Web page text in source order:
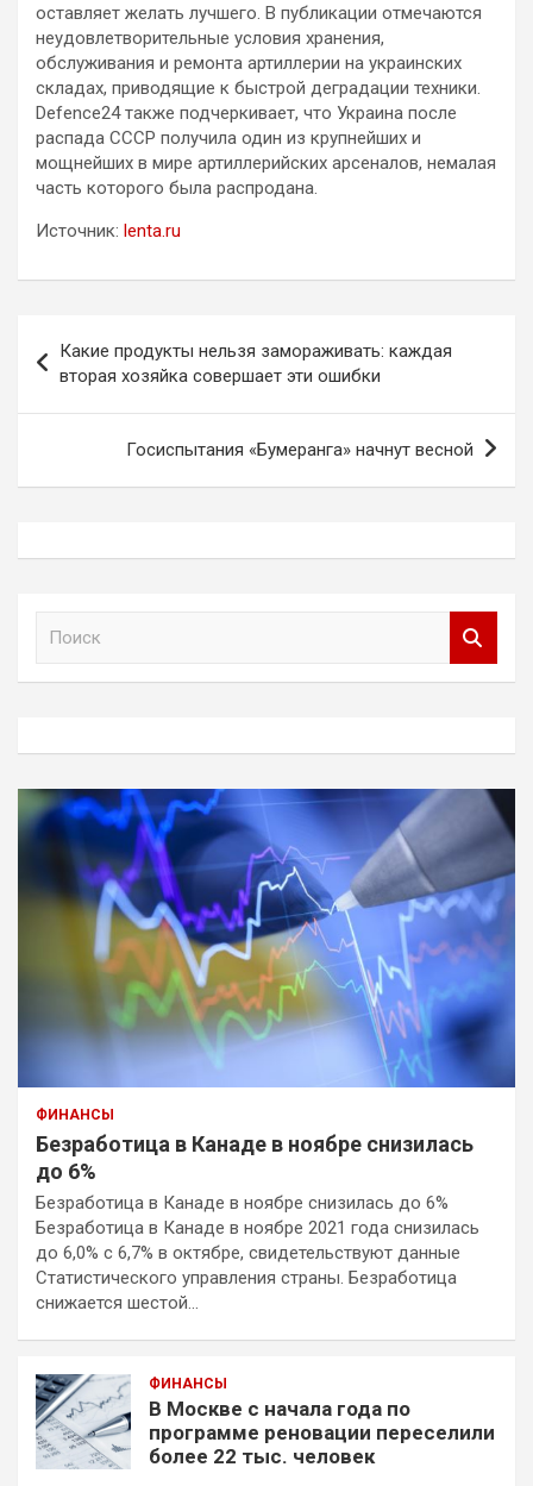
оставляет желать лучшего. В публикации отмечаются
неудовлетворительные условия хранения,
обслуживания и ремонта артиллерии на украинских
складах, приводящие к быстрой деградации техники.
Defence24 также подчеркивает, что Украина после
распада СССР получила один из крупнейших и
мощнейших в мире артиллерийских арсеналов, немалая
часть которого была распродана.
Источник: lenta.ru
по
записям
Какие продукты нельзя замораживать: каждая
вторая хозяйка совершает эти ошибки
Госиспытания «Бумеранга» начнут весной
ФИНАНСЫ
Безработица в Канаде в ноябре снизилась
до 6%
Безработица в Канаде в ноябре снизилась до 6%
Безработица в Канаде в ноябре 2021 года снизилась
до 6,0% с 6,7% в октябре, свидетельствуют данные
Статистического управления страны. Безработица
снижается шестой…
ФИНАНСЫ
В Москве с начала года по
программе реновации переселили
более 22 тыс. человек